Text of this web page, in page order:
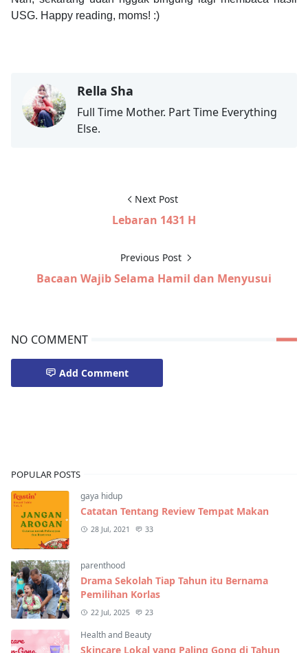
USG. Happy reading, moms! :)
Rella Sha
Full Time Mother. Part Time Everything
Else.
Next Post
Lebaran 1431 H
Previous Post
Bacaan Wajib Selama Hamil dan Menyusui
NO COMMENT
Add Comment
POPULAR POSTS
gaya hidup
Catatan Tentang Review Tempat Makan
28 Jul, 2021 33
parenthood
Drama Sekolah Tiap Tahun itu Bernama
Pemilihan Korlas
22 Jul, 2025 23
Health and Beauty
Skincare Lokal yang Paling Gong di Tahun